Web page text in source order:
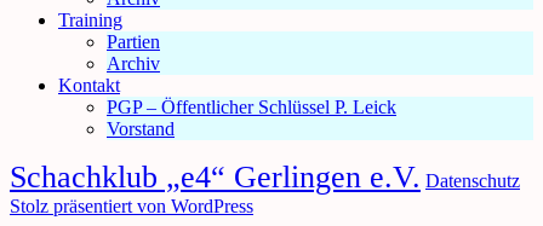
Training
Partien
Archiv
Kontakt
PGP – Öffentlicher Schlüssel P. Leick
Vorstand
Schachklub „e4“ Gerlingen e.V. Datenschutz
Stolz präsentiert von WordPress